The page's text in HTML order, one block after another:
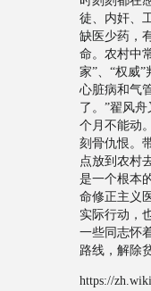
徒、内奸、
缺医少药，
命。农村中
家”、“权威
心脏病和气
了。”翟风
个月不能动
刻骨仇恨。
点放到农村
是一个根本
命修正主义
实际行动，
一些同志怀
路线，解除
https://